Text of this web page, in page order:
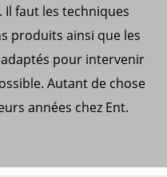
Il faut les techniques
produits ainsi que les
pour intervenir
Autant de chose
années chez Ent.